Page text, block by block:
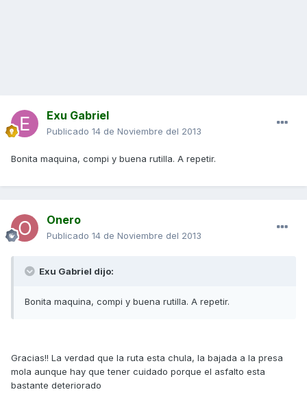
Exu Gabriel
Publicado 14 de Noviembre del 2013
Bonita maquina, compi y buena rutilla. A repetir.
Onero
Publicado 14 de Noviembre del 2013
Exu Gabriel dijo:
Bonita maquina, compi y buena rutilla. A repetir.
Gracias!! La verdad que la ruta esta chula, la bajada a la presa
mola aunque hay que tener cuidado porque el asfalto esta
bastante deteriorado